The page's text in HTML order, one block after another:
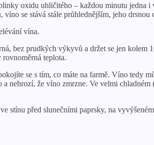
oxidu uhličitého – každou minutu jedna
se stává stále průhlednějším, jeho
vína.
bez prudkých výkyvů a držet se jen
teplota.
se s tím, co máte na farmě. Víno tedy
nehrozí, že víno zmrzne. Ve velmi
stínu před slunečními paprsky, na